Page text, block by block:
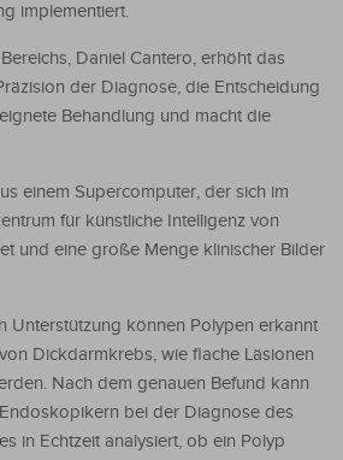
implementiert.
Daniel Cantero, erhöht das
der Diagnose, die Entscheidung
Behandlung und macht die
einem Supercomputer, der sich im
für künstliche Intelligenz von
und eine große Menge klinischer Bilder
Unterstützung können Polypen erkannt
Dickdarmkrebs, wie flache Läsionen
Nach dem genauen Befund kann
bei der Diagnose des
in Echtzeit analysiert, ob ein Polyp